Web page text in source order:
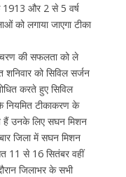
और 2 से 5 वर्ष
को लगाया जाएगा टीका
की सफलता को ले
शनिवार को सिविल सर्जन
करते हुए सिविल
नियमित टीकाकरण के
हैं उनके लिए सघन मिशन
जिला में सघन मिशन
11 से 16 सितंबर वहीं
जिलाभर के सभी